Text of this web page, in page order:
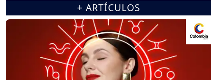
+ ARTÍCULOS